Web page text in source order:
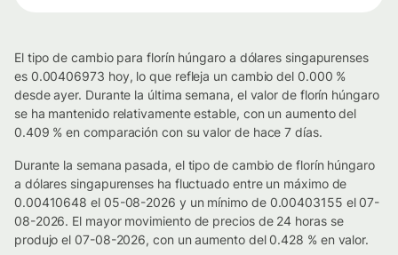
El tipo de cambio para florín húngaro a dólares singapurenses
es 0.00406973 hoy, lo que refleja un cambio del 0.000 %
desde ayer. Durante la última semana, el valor de florín húngaro
se ha mantenido relativamente estable, con un aumento del
0.409 % en comparación con su valor de hace 7 días.
Durante la semana pasada, el tipo de cambio de florín húngaro
a dólares singapurenses ha fluctuado entre un máximo de
0.00410648 el 05-08-2026 y un mínimo de 0.00403155 el 07-
08-2026. El mayor movimiento de precios de 24 horas se
produjo el 07-08-2026, con un aumento del 0.428 % en valor.